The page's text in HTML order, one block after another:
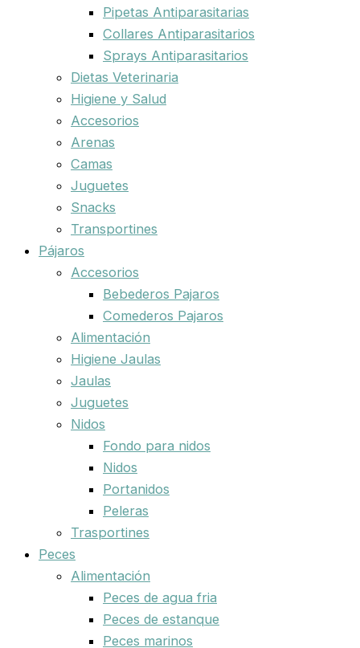
Pipetas Antiparasitarias
Collares Antiparasitarios
Sprays Antiparasitarios
Dietas Veterinaria
Higiene y Salud
Accesorios
Arenas
Camas
Juguetes
Snacks
Transportines
Pájaros
Accesorios
Bebederos Pajaros
Comederos Pajaros
Alimentación
Higiene Jaulas
Jaulas
Juguetes
Nidos
Fondo para nidos
Nidos
Portanidos
Peleras
Trasportines
Peces
Alimentación
Peces de agua fria
Peces de estanque
Peces marinos